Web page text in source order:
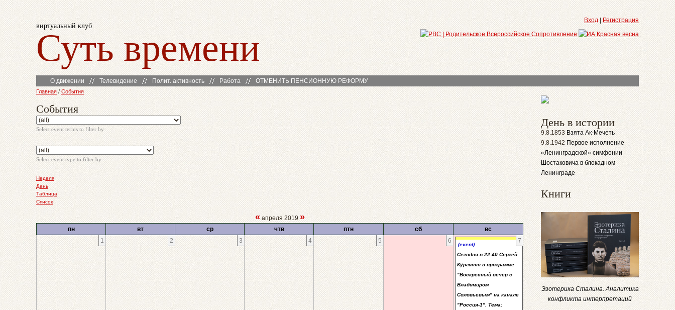
виртуальный клуб
Суть времени
Вход Регистрация
О движении Телевидение Полит. активность Работа ОТМЕНИТЬ ПЕНСИОННУЮ РЕФОРМУ
Главная / События
События
Select event terms to filter by
Select event type to filter by
Неделя
День
Таблица
Список
«апреля 2019 »
пн вт ср чтв птн сб
вс
1
2 3 4 5 6 7
(event)
Сегодня в 22:40 Сергей
Кургинян в программе
"Воскресный вечер с
Владимиром
Соловьевым" на канале
"Россия-1". Тема:
День в истории
9.8.1853 Взята Ак-Мечеть
9.8.1942 Первое исполнение
«Ленинградской» симфонии
Шостаковича в блокадном
Ленинграде
Книги
Эзотерика Сталина. Аналитика
конфликта интерпретаций